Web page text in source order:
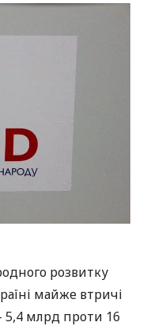
розвитку
майже втричі
млрд проти 16